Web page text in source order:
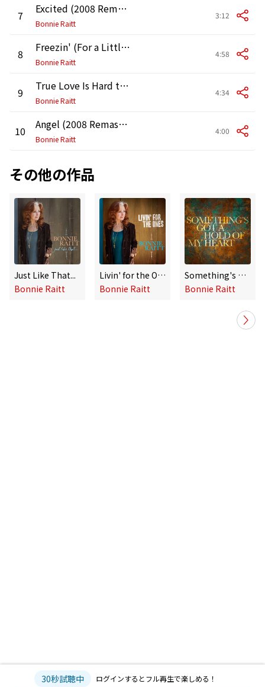
7 Excited (2008 Remaster)
Bonnie Raitt
3:12
8 Freezin' (For a Little Human Love) [2008 Remaster]
Bonnie Raitt
4:58
9 True Love Is Hard to Find (2008 Remaster)
Bonnie Raitt
4:34
10 Angel (2008 Remaster)
Bonnie Raitt
4:00
その他の作品
Just Like That...
Bonnie Raitt
Livin' for the Ones
Bonnie Raitt
Something's Got a Hold of My Heart
Bonnie Raitt
30秒試聴中 ログインするとフル再生で楽しめる！